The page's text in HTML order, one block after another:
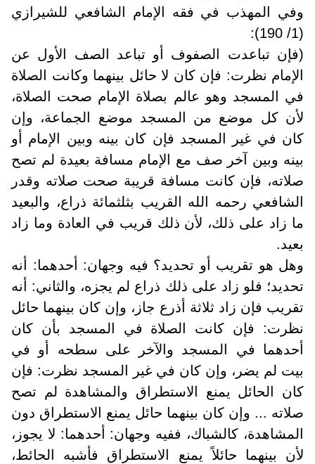
وفي المهذب في فقه الإمام الشافعي للشيرازي
(1/ 190):
(فإن تباعدت الصفوف أو تباعد الصف الأول عن
الإمام نظرت: فإن كان لا حائل بينهما وكانت الصلاة
في المسجد وهو عالم بصلاة الإمام صحت الصلاة،
لأن كل موضع من المسجد موضع الجماعة، وإن
كان في غير المسجد فإن كان بينه وبين الإمام أو
بينه وبين آخر صف مع الإمام مسافة بعيدة لم تصح
صلاته، فإن كانت مسافة قريبة صحت صلاته وقدر
الشافعي رحمه الله القريب بثلثمائة ذراع، والبعيد
ما زاد على ذلك، لأن ذلك قريب في العادة وما زاد
بعيد.
وهل هو تقريب أو تحديد؟ فيه وجهان: أحدهما: أنه
تحديد؛ فلو زاد على ذلك ذراع لم يجزه، والثاني: أنه
تقريب فإن زاد ثلاثة أذرع جاز، وإن كان بينهما حائل
نظرت: فإن كانت الصلاة في المسجد بأن كان
أحدهما في المسجد والآخر على سطحه أو في
بيت لم يضر، وإن كان في غير المسجد نظرت: فإن
كان الحائل يمنع الاستطراق والمشاهدة لم تصح
صلاته ... وإن كان بينهما حائل يمنع الاستطراق دون
المشاهدة، كالشباك، ففيه وجهان: أحدهما: لا يجوز،
لأن بينهما حائلاً يمنع الاستطراق فأشبه الحائط،